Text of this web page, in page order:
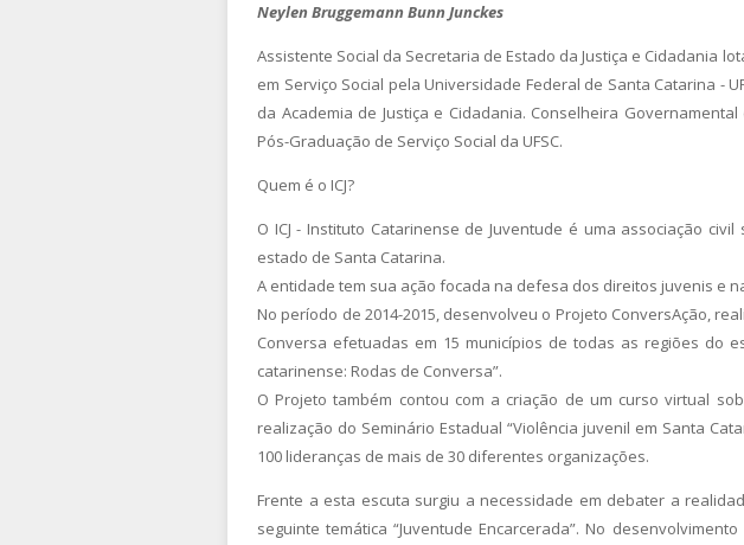
Neylen Bruggemann Bunn Junckes
Assistente Social da Secretaria de Estado da Justiça e Cidadania
em Serviço Social pela Universidade Federal de Santa Catarina -
da Academia de Justiça e Cidadania. Conselheira
Pós-Graduação de Serviço Social da UFSC.
Quem é o ICJ?
O ICJ - Instituto Catarinense de Juventude é uma associação
estado de Santa Catarina.
A entidade tem sua ação focada na defesa dos direitos juvenis e
No período de 2014-2015, desenvolveu o Projeto ConversAção,
Conversa efetuadas em 15 municípios de todas as regiões do
catarinense: Rodas de Conversa”.
O Projeto também contou com a criação de um curso virtual
realização do Seminário Estadual “Violência juvenil em Santa
100 lideranças de mais de 30 diferentes organizações.
Frente a esta escuta surgiu a necessidade em debater a
seguinte temática “Juventude Encarcerada”. No